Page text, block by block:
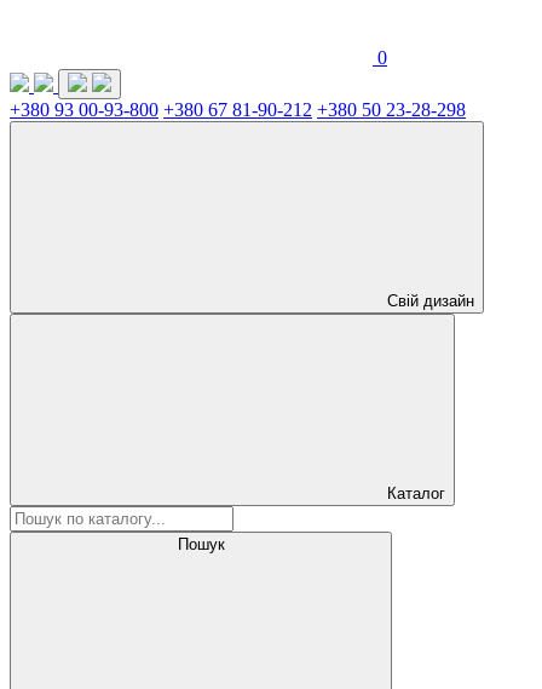
0
+380 93 00-93-800 +380 67 81-90-212 +380 50 23-28-298
Свій дизайн
Каталог
Пошук